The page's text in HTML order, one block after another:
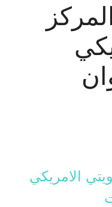
الامريكي